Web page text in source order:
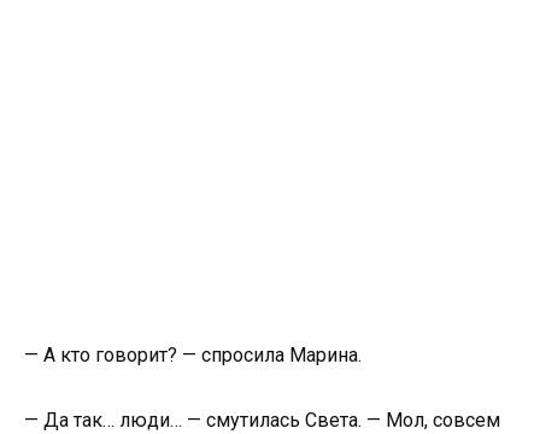
— А кто говорит? — спросила Марина.
— Да так… люди… — смутилась Света. — Мол, совсем